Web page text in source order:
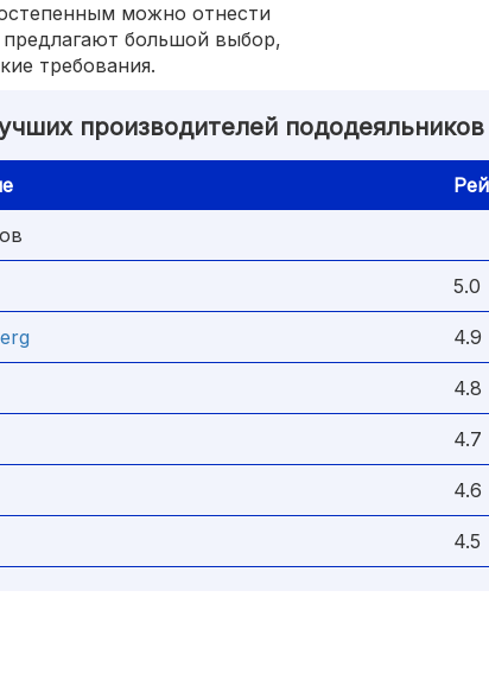
можно отнести
большой выбор,
требования.
производителей пододеяльников
5.0
4.9
4.8
4.7
4.6
4.5